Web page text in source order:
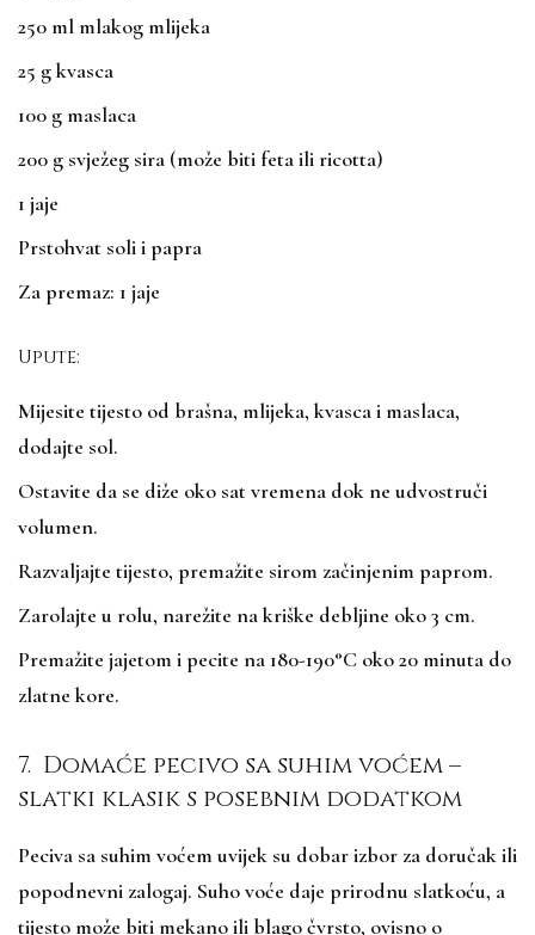
250 ml mlakog mlijeka
25 g kvasca
100 g maslaca
200 g svježeg sira (može biti feta ili ricotta)
1 jaje
Prstohvat soli i papra
Za premaz: 1 jaje
Upute:
Mijesite tijesto od brašna, mlijeka, kvasca i maslaca,
dodajte sol.
Ostavite da se diže oko sat vremena dok ne udvostruči
volumen.
Razvaljajte tijesto, premažite sirom začinjenim paprom.
Zarolajte u rolu, narežite na kriške debljine oko 3 cm.
Premažite jajetom i pecite na 180-190°C oko 20 minuta do
zlatne kore.
7. Domaće pecivo sa suhim voćem –
slatki klasik s posebnim dodatkom
Peciva sa suhim voćem uvijek su dobar izbor za doručak ili
popodnevni zalogaj. Suho voće daje prirodnu slatkoću, a
tijesto može biti mekano ili blago čvrsto, ovisno o